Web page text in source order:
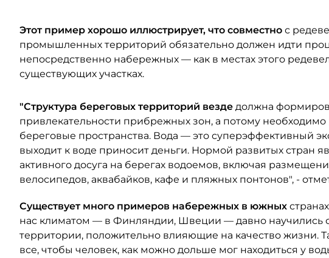
Этот пример хорошо иллюстрирует, что совместно с
промышленных территорий обязательно должен идти
непосредственно набережных — как в местах этого
существующих участках.
"Структура береговых территорий везде должна
привлекательности прибрежных зон, а потому
береговые пространства. Вода — это суперэффективный
выходит к воде приносит деньги. Нормой развитых стран
активного досуга на берегах водоемов, включая
велосипедов, аквабайков, кафе и пляжных понтонов", -
Существует много примеров набережных в южных
нас климатом — в Финляндии, Швеции — давно научились
территории, положительно влияющие на качество жизни.
все, чтобы человек, как можно дольше мог находиться у